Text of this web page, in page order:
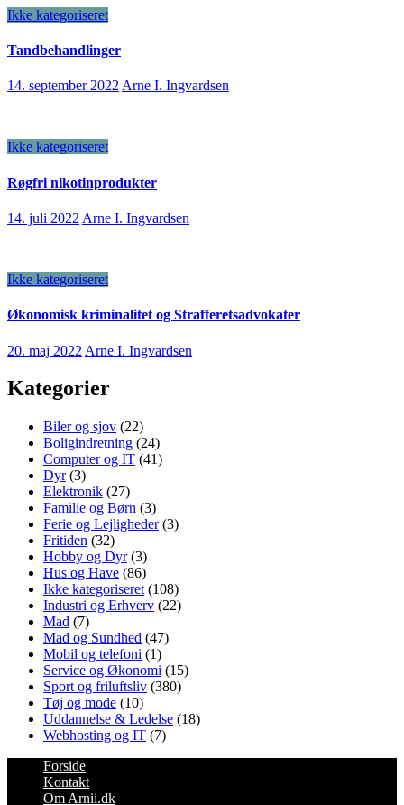
Ikke kategoriseret
Tandbehandlinger
14. september 2022Arne I. Ingvardsen
Ikke kategoriseret
Røgfri nikotinprodukter
14. juli 2022 Arne I. Ingvardsen
Ikke kategoriseret
Økonomisk kriminalitet og Strafferetsadvokater
20. maj 2022 Arne I. Ingvardsen
Kategorier
Biler og sjov (22)
Boligindretning (24)
Computer og IT (41)
Dyr(3)
Elektronik (27)
Familie og Børn (3)
Ferie og Lejligheder(3)
Fritiden (32)
Hobby og Dyr(3)
Hus og Have (86)
Ikke kategoriseret (108)
Industri og Erhverv (22)
Mad (7)
Mad og Sundhed (47)
Mobil og telefoni (1)
Service og Økonomi (15)
Sport og friluftsliv (380)
Tøj og mode (10)
Uddannelse & Ledelse (18)
Webhosting og IT (7)
Forside
Kontakt
Om Arnii.dk